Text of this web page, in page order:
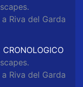
Riva del Garda
Riva del Garda